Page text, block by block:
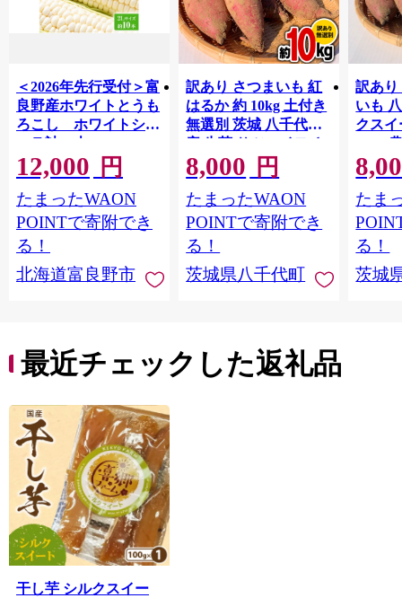
全てがきっとご満足いただけるものです。
ふるさと納税を通して皆さんの何番目かの「おいしい故
郷」になりたい。延岡市はそんなことを願ってます。
＜2026年先行受付＞富
良野産ホワイトとうも
ろこし ホワイトショ
コラ計10本
【1678459】
12,000 円
たまったWAON
POINTで寄附でき
る！
北海道富良野市
訳あり さつまいも 紅
はるか 約 10kg 土付き
無選別 茨城 八千代町
産 生芋 サツマイモ さ
つま芋 焼き芋 やきい
も 芋 イモ 野菜 不揃い
規格外 長期熟成 おや
つ デザート 秋 旬 農家
直送 【 先行予約 2026
年10月下旬以降発送
】 [AX010ya]
8,000 円
たまったWAON
POINTで寄附でき
る！
茨城県八千代町
訳あり
いも
クス
10kg
モ 芋
ート 秋 【 先行
2026
送 】
たま
る！
茨城
最近チェックした返礼品
干し芋 シルクスイー